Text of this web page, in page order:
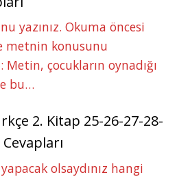
yazınız. Okuma öncesi
metnin konusunu
Metin, çocukların oynadığı
bu…
2. Kitap 25-26-27-28-
olsaydınız hangi